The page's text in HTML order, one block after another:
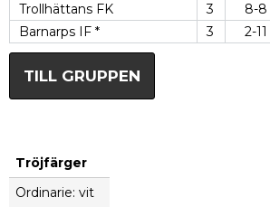
Trollhättans FK
3 8-8
Barnarps IF *
3 2-11
TILL GRUPPEN
Tröjfärger
Ordinarie: vit